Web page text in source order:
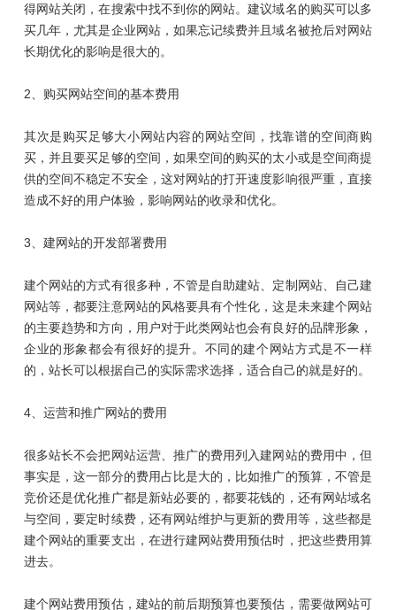
得网站关闭，在搜索中找不到你的网站。建议域名的购买可以多
买几年，尤其是企业网站，如果忘记续费并且域名被抢后对网站
长期优化的影响是很大的。
2、购买网站空间的基本费用
其次是购买足够大小网站内容的网站空间，找靠谱的空间商购
买，并且要买足够的空间，如果空间的购买的太小或是空间商提
供的空间不稳定不安全，这对网站的打开速度影响很严重，直接
造成不好的用户体验，影响网站的收录和优化。
3、建网站的开发部署费用
建个网站的方式有很多种，不管是自助建站、定制网站、自己建
网站等，都要注意网站的风格要具有个性化，这是未来建个网站
的主要趋势和方向，用户对于此类网站也会有良好的品牌形象，
企业的形象都会有很好的提升。不同的建个网站方式是不一样
的，站长可以根据自己的实际需求选择，适合自己的就是好的。
4、运营和推广网站的费用
很多站长不会把网站运营、推广的费用列入建网站的费用中，但
事实是，这一部分的费用占比是大的，比如推广的预算，不管是
竞价还是优化推广都是新站必要的，都要花钱的，还有网站域名
与空间，要定时续费，还有网站维护与更新的费用等，这些都是
建个网站的重要支出，在进行建网站费用预估时，把这些费用算
进去。
建个网站费用预估，建站的前后期预算也要预估，需要做网站可